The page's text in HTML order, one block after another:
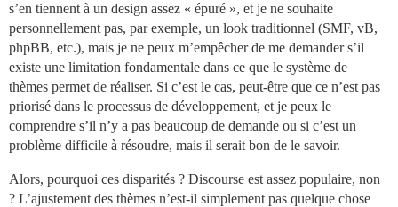
s’en tiennent à un design assez « épuré », et je ne souhaite
personnellement pas, par exemple, un look traditionnel (SMF, vB,
phpBB, etc.), mais je ne peux m’empêcher de me demander s’il
existe une limitation fondamentale dans ce que le système de
thèmes permet de réaliser. Si c’est le cas, peut-être que ce n’est pas
priorisé dans le processus de développement, et je peux le
comprendre s’il n’y a pas beaucoup de demande ou si c’est un
problème difficile à résoudre, mais il serait bon de le savoir.
Alors, pourquoi ces disparités ? Discourse est assez populaire, non
? L’ajustement des thèmes n’est-il simplement pas quelque chose